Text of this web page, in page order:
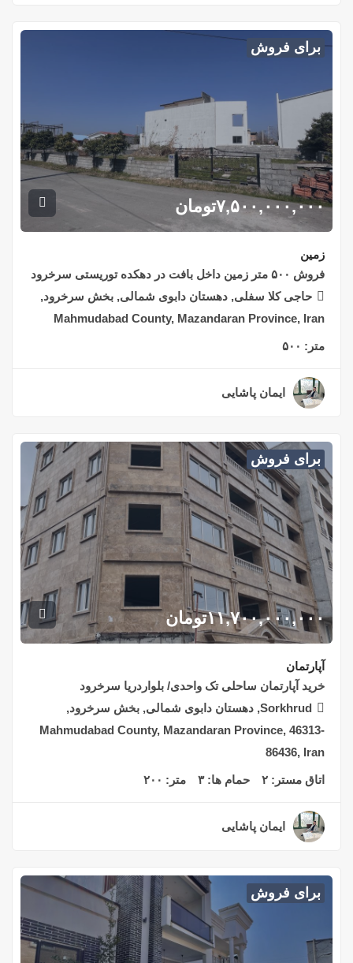
برای فروش
۷,۵۰۰,۰۰۰,۰۰۰تومان
زمین
فروش ۵۰۰ متر زمین داخل بافت در دهکده توریستی سرخرود
حاجی کلا سفلی, دهستان دابوی شمالی, بخش سرخرود,
Mahmudabad County, Mazandaran Province, Iran
متر: ۵۰۰
ایمان پاشایی
برای فروش
۱۱,۷۰۰,۰۰۰,۰۰۰تومان
آپارتمان
خرید آپارتمان ساحلی تک واحدی/ بلواردریا سرخرود
Sorkhrud, دهستان دابوی شمالی, بخش سرخرود,
Mahmudabad County, Mazandaran Province, 46313-
86436, Iran
اتاق مستر: ۲ حمام ها:۳ متر: ۲۰۰
ایمان پاشایی
برای فروش